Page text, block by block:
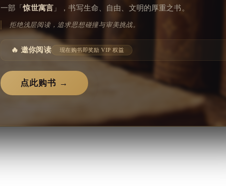
一部「惊世寓言 」，书写生命、自由、文明的厚重之书。
拒绝浅层阅读，追求思想碰撞与审美挑战。
🔥 邀你阅读 现在购书即奖励 VIP 权益
点此购书 →